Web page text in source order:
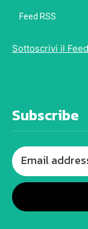
Feed RSS
Sottoscrivi il
Subscribe